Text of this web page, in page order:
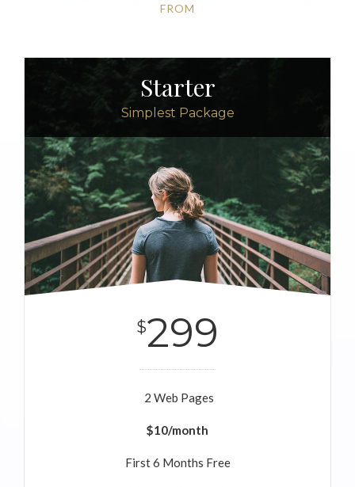
FROM
Starter
Simplest Package
$299
2 Web Pages
$10/month
First 6 Months Free